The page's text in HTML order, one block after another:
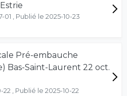
01 , Publié le 2025-10-23
Pré-embauche
Bas-Saint-Laurent 22 oct.
22 , Publié le 2025-10-22